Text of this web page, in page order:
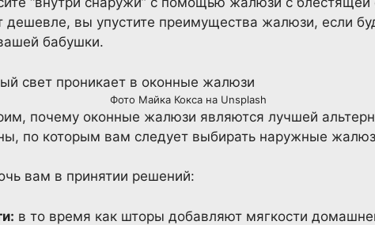
дешевле, вы упустите преимущества жалюзи, если
бабушки.
Фото Майка Кокса на Unsplash
почему оконные жалюзи являются лучшей
по которым вам следует выбирать наружные
вам в принятии решений:
в то время как шторы добавляют мягкости